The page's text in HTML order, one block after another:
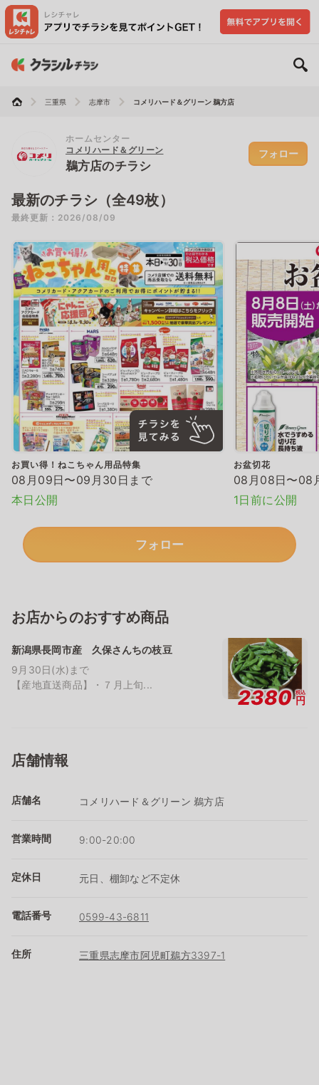
三重県 志摩市 コメリハード＆グリーン 鵜方店
ホームセンター
コメリハード＆グリーン
鵜方店のチラシ
フォロー
最新のチラシ（全49枚）
最終更新：2026/08/09
お買い得！ねこちゃん用品特集
08月09日〜09月30日まで
本日公開
お盆切花
08月08日〜08
1日前に公開
フォロー
お店からのおすすめ商品
新潟県長岡市産 久保さんちの枝豆
9月30日(水)まで
【産地直送商品】・７月上旬...
2380 税込
円
店舗情報
店舗名 コメリハード＆グリーン 鵜方店
営業時間 9:00-20:00
定休日 元日、棚卸など不定休
電話番号 0599-43-6811
住所 三重県志摩市阿児町鵜方3397-1